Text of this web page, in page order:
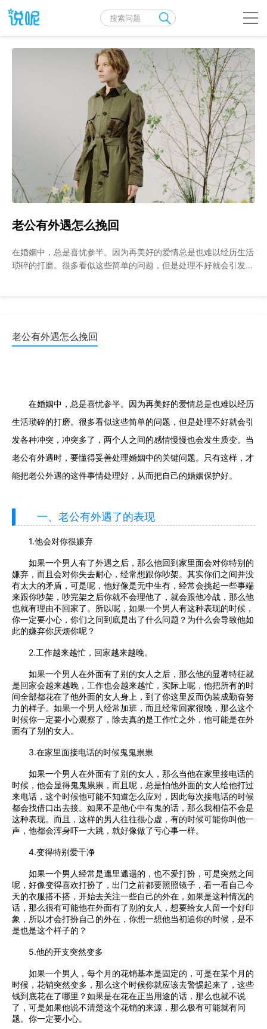
老公有外遇怎么挽回
在婚姻中，总是喜忧参半。因为再美好的爱情总是也难以经历生活
琐碎的打磨。很多看似这些简单的问题，但是处理不好就会引发各
老公有外遇怎么挽回
在婚姻中，总是喜忧参半。因为再美好的爱情总是也难以经历
生活琐碎的打磨。很多看似这些简单的问题，但是处理不好就会引
发各种冲突，冲突多了，两个人之间的感情慢慢也会发生质变。当
老公有外遇时，要懂得妥善处理婚姻中的关键问题。只有这样，才
能把老公外遇的这件事情处理好，从而把自己的婚姻保护好。
一、老公有外遇了的表现
1.他会对你很嫌弃
如果一个男人有了外遇之后，那么他回到家里面会对你特别的
嫌弃，而且会对你失去耐心，经常想跟你吵架。其实你们之间并没
有太大的矛盾，可是呢，他好像是无中生有，经常会挑起一些事端
来跟你吵架，吵完架之后你就不会理他了，就会跟他冷战，那么他
也就有理由不回家了。所以呢，如果一个男人有这种表现的时候，
你一定要小心，你们之间到底是出了什么问题？为什么会导致他如
此的嫌弃你厌烦你呢？
2.工作越来越忙，回家越来越晚。
如果一个男人在外面有了别的女人之后，那么他的显著特征就
是回家会越来越晚，工作也会越来越忙，实际上呢，他把所有的时
间全部都花在了他外面的女人身上，到了你这里反而伪装成勤奋努
力的样子。如果一个男人经常加班，而且经常回家很晚，那么这个
时候你一定要小心观察了，除去真的是工作忙之外，他可能是在外
面有了别的女人。
3.在家里面接电话的时候鬼鬼祟祟
如果一个男人在外面有了别的女人，那么当他在家里接电话的
时候，他会显得鬼鬼祟祟，而且呢，总是怕他外面的女人给他打过
来电话，这个时候他可能不知道怎么应对，因此每次接电话的时候
都会找借口出去接。如果不是他心中有鬼的话，那么我相信不会是
这种表现。而且，这样的男人往往很心虚，有的时候可能你叫他一
声，他都会浑身吓一大跳，就好像做了亏心事一样。
4.变得特别爱干净
如果一个男人经常是邋里邋遢的，也不爱打扮，可是突然之间
呢，好像变得喜欢打扮了，出门之前都要照照镜子，看一看自己今
天的衣服搭不搭，开始去关注一些自己的外在，如果是这种情况的
话，那么很有可能他在外面有了别的女人，想要给女人留一个好印
象，所以才会打扮自己的外在，你想一想他当初追你的时候，是不
是也是这个样子的？
5.他的开支突然变多
如果一个男人，每个月的花销基本是固定的，可是在某个月的
时候，花销突然变多，那么这个时候你就应该去警惕起来了，这些
钱到底花在了哪里？如果是在花在正当用途的话，那么也就不说
了，可是如果他说不清楚这个花销的来源，那么极有可能就有问
题。你一定要小心。